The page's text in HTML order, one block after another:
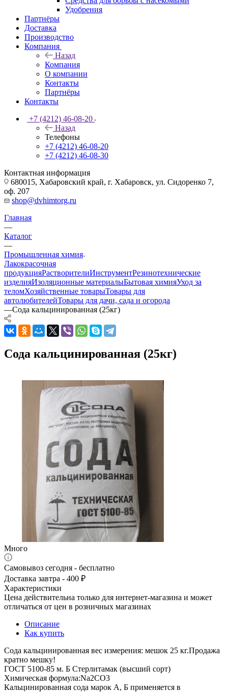
Удобрения
Партнёры
Доставка
Производство
Компания
Назад
Компания
О компании
Контакты
Партнёры
Контакты
+7 (4212) 46-08-20
Назад
Телефоны
+7 (4212) 46-08-20
+7 (4212) 46-08-30
Контактная информация
680015, Хабаровский край, г. Хабаровск, ул. Сидоренко 7,
оф. 207
shop@dvhimtorg.ru
Главная
—
Каталог
—
Промышленная химия
Лакокрасочная
продукцияРастворителиИнструментРезинотехнические
изделияИзоляционные материалыБытовая химияУход за
теломХозяйственные товарыТовары для
автолюбителейТовары для дачи, сада и огорода
—Сода кальцинированная (25кг)
Сода кальцинированная (25кг)
Много
Самовывоз сегодня - бесплатно
Доставка завтра - 400 ₽
Характеристики
Цена действительна только для интернет-магазина и может
отличаться от цен в розничных магазинах
Описание
Как купить
Сода кальцинированная вес измерения: мешок 25 кг.Продажа
кратно мешку!
ГОСТ 5100-85 м. Б Стерлитамак (высший сорт)
Химическая формула:Na2CO3
Кальцинированная сода марок А, Б применяется в